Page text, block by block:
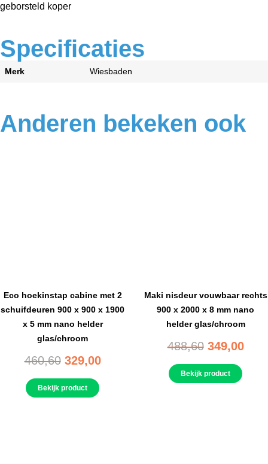
geborsteld koper
Specificaties
Merk Wiesbaden
Anderen bekeken ook
Eco hoekinstap cabine met 2
schuifdeuren 900 x 900 x 1900
x 5 mm nano helder
glas/chroom
460,60 329,00
Bekijk product
Maki nisdeur vouwbaar rechts
900 x 2000 x 8 mm nano
helder glas/chroom
488,60 349,00
Bekijk product